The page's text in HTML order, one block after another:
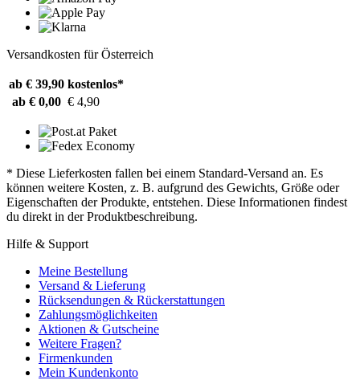
Versandkosten für Österreich
ab € 39,90 kostenlos*
ab € 0,00 € 4,90
* Diese Lieferkosten fallen bei einem Standard-Versand an. Es
können weitere Kosten, z. B. aufgrund des Gewichts, Größe oder
Eigenschaften der Produkte, entstehen. Diese Informationen findest
du direkt in der Produktbeschreibung.
Hilfe & Support
Meine Bestellung
Versand & Lieferung
Rücksendungen & Rückerstattungen
Zahlungsmöglichkeiten
Aktionen & Gutscheine
Weitere Fragen?
Firmenkunden
Mein Kundenkonto